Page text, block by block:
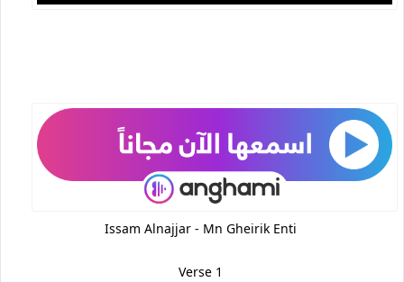
Issam Alnajjar - Mn Gheirik Enti
Verse 1